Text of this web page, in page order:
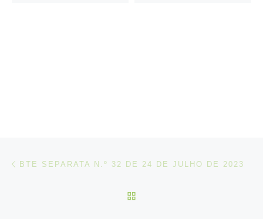
Post navigation
BTE SEPARATA N.º 32 DE 24 DE JULHO DE 2023